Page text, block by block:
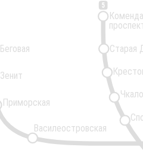
5
Василеостровская
Приморская
Старая
Зенит
Беговая